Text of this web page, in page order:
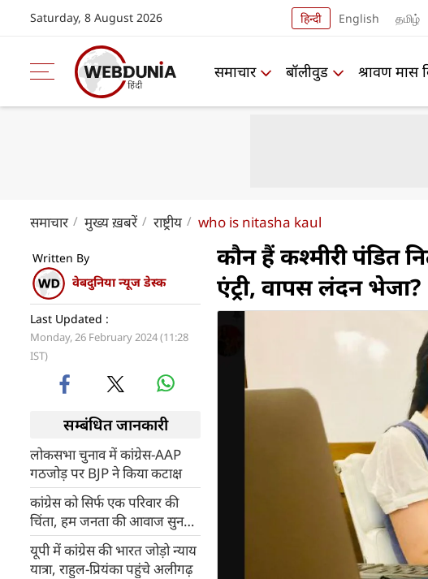
Saturday, 8 August 2026 हिन्दी English தமிழ்
समाचार बॉलीवुड श्रावण मास
समाचार मुख्य ख़बरें राष्ट्रीय who is nitasha kaul
Written By
वेबदुनिया न्यूज डेस्क
Last Updated :
Monday, 26 February 2024 (11:28
IST)
सम्बंधित जानकारी
लोकसभा चुनाव में कांग्रेस-AAP
गठजोड़ पर BJP ने किया कटाक्ष
कांग्रेस को सिर्फ एक परिवार की
चिंता, हम जनता की आवाज सुनते
हैं : भजनलाल शर्मा
यूपी में कांग्रेस की भारत जोड़ो न्याय
यात्रा, राहुल-प्रियंका पहुंचे अलीगढ़
कौन हैं कश्मीरी पंडित
एंट्री, वापस लंदन भेजा?